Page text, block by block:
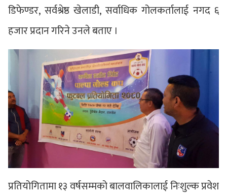
डिफेण्डर, सर्वश्रेष्ठ खेलाडी, सर्वाधिक गोलकर्तालाई नगद ६
हजार प्रदान गरिने उनले बताए ।
प्रतियोगितामा १३ वर्षसम्मको बालवालिकालाई निःशुल्क प्रवेश